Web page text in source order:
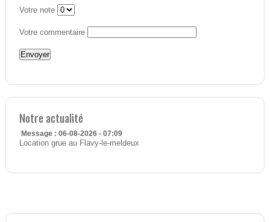
Votre note
Votre commentaire
Notre actualité
Message : 06-08-2026 - 07:09
Location grue au Flavy-le-meldeux